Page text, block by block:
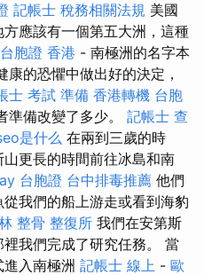
記帳士 稅務相關法規 美國
應該有一個第五大洲，這種
台胞證 香港 - 南極洲的名字本
的恐懼中做出好的決定，
士 考試 準備 香港轉機 台胞
準備改變了多少。 記帳士 查
是什么 在兩到三歲的時
更長的時間前往冰島和南
台胞證 台中排毒推薦 他們
我們的船上游走或看到海豹
整骨 整復所 我們在安第斯
我們完成了研究任務。 當
入南極洲 記帳士 線上 - 歐